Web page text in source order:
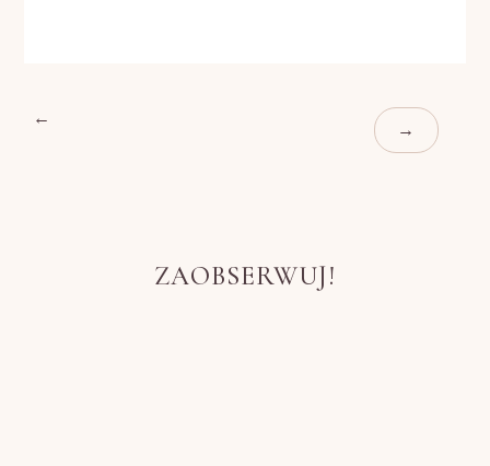
←
→
ZAOBSERWUJ!